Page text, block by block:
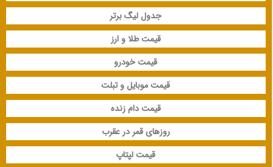
جدول لیگ برتر
قیمت طلا و ارز
قیمت خودرو
قیمت موبایل و تبلت
قیمت دام زنده
روزهای قمر در عقرب
قیمت لپتاپ